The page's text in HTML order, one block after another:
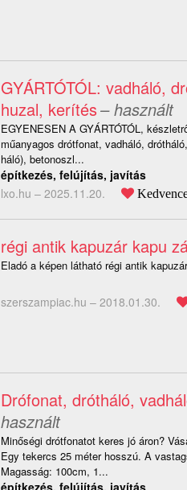
GYÁRTÓTÓL: vadháló,
huzal, kerítés– használt
EGYENESEN A GYÁRTÓTÓL,
műanyagos drótfonat, vadháló,
háló), betonoszl...
építkezés, felújítás, javítás
lxo.hu – 2025.11.20.
régi antik kapuzár kapu
Eladó a képen látható régi antik
szerszampiac.hu – 2018.01.30.
Drófonat, drótháló,
használt
Minőségi drótfonatot keres jó áron?
Egy tekercs 25 méter hosszú. A
Magasság: 100cm, 1...